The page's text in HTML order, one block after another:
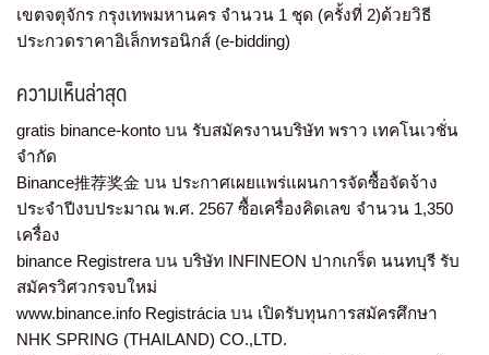
เขตจตุจักร กรุงเทพมหานคร จำนวน 1 ชุด (ครั้งที่ 2)ด้วยวิธี
ประกวดราคาอิเล็กทรอนิกส์ (e-bidding)
ความเห็นล่าสุด
gratis binance-konto บน รับสมัครงานบริษัท พราว เทคโนเวชั่น
จำกัด
Binance推荐奖金 บน ประกาศเผยแพร่แผนการจัดซื้อจัดจ้าง
ประจำปีงบประมาณ พ.ศ. 2567 ซื้อเครื่องคิดเลข จำนวน 1,350
เครื่อง
binance Registrera บน บริษัท INFINEON ปากเกร็ด นนทบุรี รับ
สมัครวิศวกรจบใหม่
www.binance.info Registrácia บน เปิดรับทุนการสมัครศึกษา
NHK SPRING (THAILAND) CO.,LTD.